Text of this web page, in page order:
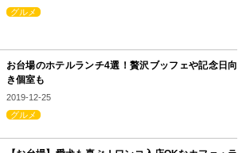
グルメ
お台場のホテルランチ4選！贅沢ブッフェや記念日向
き個室も
2019-12-25
グルメ